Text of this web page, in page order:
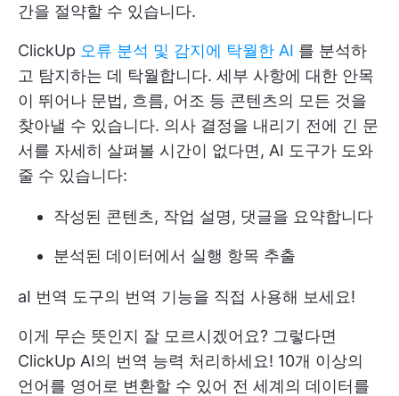
간을 절약할 수 있습니다.
ClickUp 오류 분석 및 감지에 탁월한 AI 를 분석하
고 탐지하는 데 탁월합니다. 세부 사항에 대한 안목
이 뛰어나 문법, 흐름, 어조 등 콘텐츠의 모든 것을
찾아낼 수 있습니다. 의사 결정을 내리기 전에 긴 문
서를 자세히 살펴볼 시간이 없다면, AI 도구가 도와
줄 수 있습니다:
작성된 콘텐츠, 작업 설명, 댓글을 요약합니다
분석된 데이터에서 실행 항목 추출
aI 번역 도구의 번역 기능을 직접 사용해 보세요!
이게 무슨 뜻인지 잘 모르시겠어요? 그렇다면
ClickUp AI의 번역 능력 처리하세요! 10개 이상의
언어를 영어로 변환할 수 있어 전 세계의 데이터를